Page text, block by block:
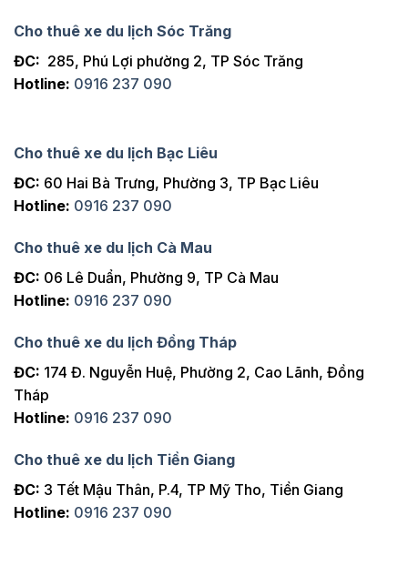
Cho thuê xe du lịch Sóc Trăng
ĐC: 285, Phú Lợi phường 2, TP Sóc Trăng
Hotline: 0916 237 090
Cho thuê xe du lịch Bạc Liêu
ĐC: 60 Hai Bà Trưng, Phường 3, TP Bạc Liêu
Hotline: 0916 237 090
Cho thuê xe du lịch Cà Mau
ĐC: 06 Lê Duẩn, Phường 9, TP Cà Mau
Hotline: 0916 237 090
Cho thuê xe du lịch Đồng Tháp
ĐC: 174 Đ. Nguyễn Huệ, Phường 2, Cao Lãnh, Đồng
Tháp
Hotline: 0916 237 090
Cho thuê xe du lịch Tiền Giang
ĐC: 3 Tết Mậu Thân, P.4, TP Mỹ Tho, Tiền Giang
Hotline: 0916 237 090